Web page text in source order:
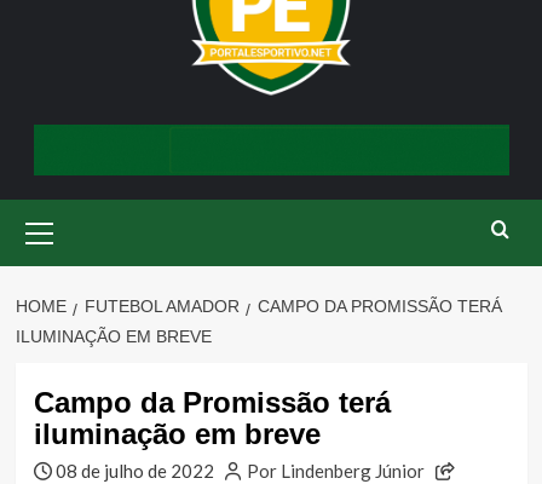
Menu
HOME FUTEBOL AMADOR
CAMPO DA PROMISSÃO TERÁ
ILUMINAÇÃO EM BREVE
Campo da Promissão terá
iluminação em breve
08 de julho de 2022
Por Lindenberg Júnior